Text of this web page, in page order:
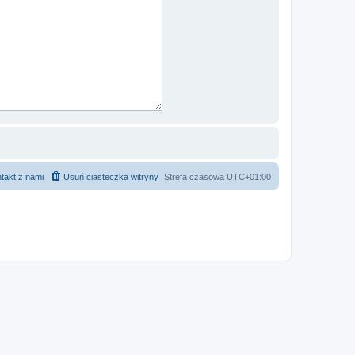
Strefa czasowa UTC+01:00
Usuń ciasteczka witryny
z nami